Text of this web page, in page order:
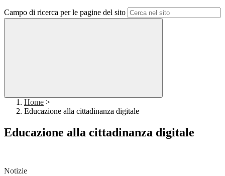
Campo di ricerca per le pagine del sito
Home >
Educazione alla cittadinanza digitale
Educazione alla cittadinanza digitale
Notizie